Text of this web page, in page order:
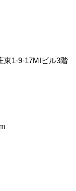
東1-9-17MIビル3階